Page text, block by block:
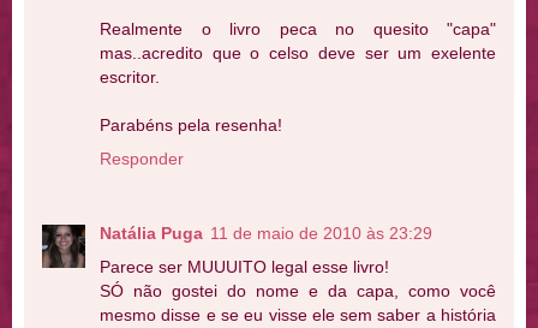
Realmente o livro peca no quesito "capa"
mas..acredito que o celso deve ser um exelente
escritor.
Parabéns pela resenha!
Responder
Natália Puga 11 de maio de 2010 às 23:29
Parece ser MUUUITO legal esse livro!
SÓ não gostei do nome e da capa, como você
mesmo disse e se eu visse ele sem saber a história